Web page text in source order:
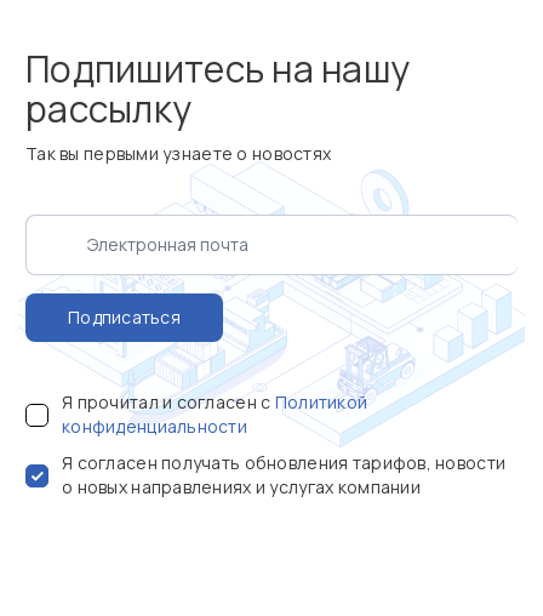
Подпишитесь на нашу
рассылку
Так вы первыми узнаете о новостях
Подписаться
Я прочитал и согласен с Политикой
конфиденциальности
Я согласен получать обновления тарифов, новости
о новых направлениях и услугах компании